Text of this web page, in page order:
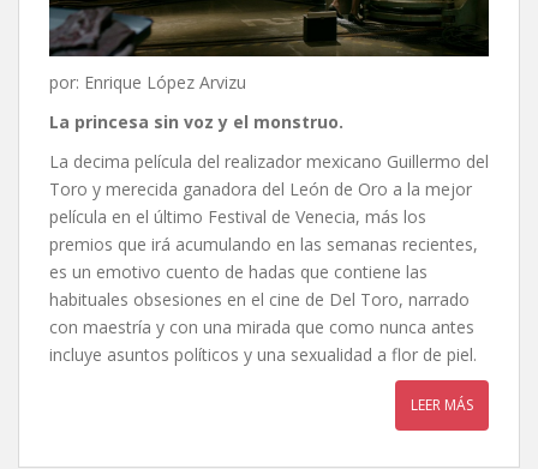
por: Enrique López Arvizu
La princesa sin voz y el monstruo.
La decima película del realizador mexicano Guillermo del
Toro y merecida ganadora del León de Oro a la mejor
película en el último Festival de Venecia, más los
premios que irá acumulando en las semanas recientes,
es un emotivo cuento de hadas que contiene las
habituales obsesiones en el cine de Del Toro, narrado
con maestría y con una mirada que como nunca antes
incluye asuntos políticos y una sexualidad a flor de piel.
LEER MÁS